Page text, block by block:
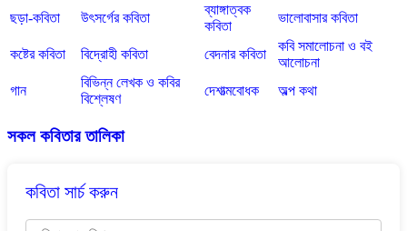
ছড়া-কবিতা উৎসর্গের কবিতা
ব্যাঙ্গাত্বক
কবিতা
ভালোবাসার কবিতা
কষ্টের কবিতা বিদ্রোহী কবিতা বেদনার কবিতা
কবি সমালোচনা ও বই
আলোচনা
গান
বিভিন্ন লেখক ও কবির
বিশ্লেষণ
দেশাত্মবোধক অল্প কথা
সকল কবিতার তালিকা
কবিতা সার্চ করুন